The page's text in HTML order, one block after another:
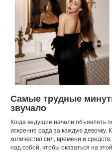
Самые трудные
звучало
Когда ведущие начали объявлять
искренне рада за каждую
количество сил, времени и
над собой, чтобы оказаться на